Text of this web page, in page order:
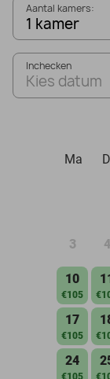
Aantal kamers:
1 kamer
Inchecken
Kies datum
Ma
3 4
10
€105
17
€105
24
€105